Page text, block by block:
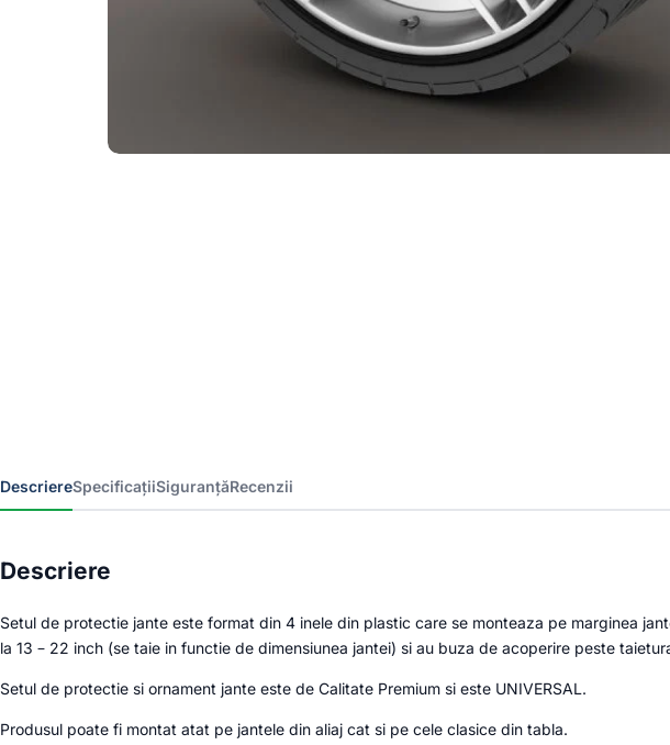
DescriereSpecificațiiSiguranțăRecenzii
Descriere
Setul de protectie jante este format din 4 inele din plastic care se monteaza pe marginea
la 13 – 22 inch (se taie in functie de dimensiunea jantei) si au buza de acoperire peste
Setul de protectie si ornament jante este de Calitate Premium si este UNIVERSAL.
Produsul poate fi montat atat pe jantele din aliaj cat si pe cele clasice din tabla.